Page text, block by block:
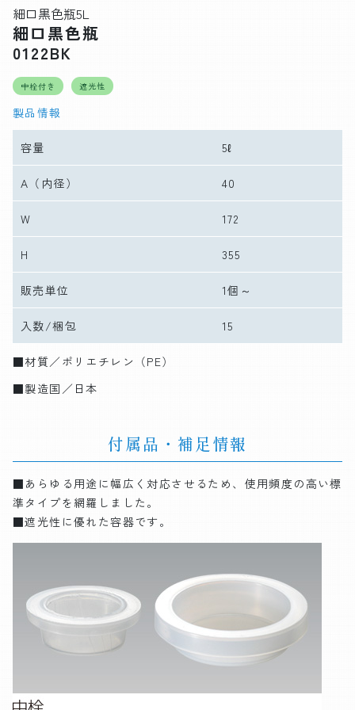
細口黒色瓶5L
細口黒色瓶
0122BK
中栓付き 遮光性
製品情報
容量 5ℓ
A （内径） 40
W 172
H 355
販売単位 1個～
入数/梱包 15
■材質／ポリエチレン（PE）
■製造国／日本
付属品・補足情報
■あらゆる用途に幅広く対応させるため、使用頻度の高い標
準タイプを網羅しました。
■遮光性に優れた容器です。